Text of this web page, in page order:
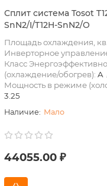
Сплит система Tosot
SnN2/I/T12H-SnN2/O
Площадь охлаждения,
Инверторное
Класс
(охлаждение/обогрев): A
Мощность в режиме
3.25
Мало
44055.00 ₽